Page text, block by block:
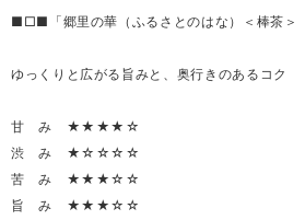
■□■「郷里の華（ふるさとのはな）＜棒茶
ゆっくりと広がる旨みと、奥行きのあるコク
甘 み ★★★★☆
渋 み ★☆☆☆☆
苦 み ★★★☆☆
旨 み ★★★☆☆